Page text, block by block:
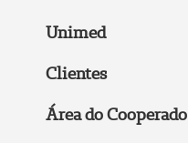
Unimed
Clientes
Área do Cooperado